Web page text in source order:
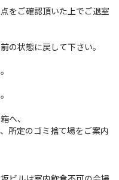
をご確認頂いた上でご退室
の状態に戻して下さい。
へ、
定のゴミ捨て場をご案内